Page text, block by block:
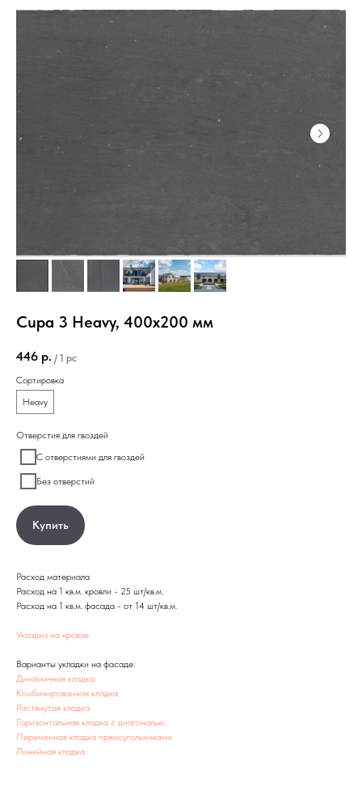
Cupa 3 Heavy, 400х200 мм
446 р. / 1 pc
Сортировка
Heavy
Отверстия для гвоздей
С отверстиями для гвоздей
Без отверстий
Купить
Расход материала
Расход на 1 кв.м. кровли - 25 шт/кв.м.
Расход на 1 кв.м. фасада - от 14 шт/кв.м.
Укладка на кровле
Варианты укладки на фасаде:
Динамичная кладка
Комбинированная кладка
Растянутая кладка
Горизонтальная кладка с диагональю
Переменная кладка прямоугольниками
Линейная кладка